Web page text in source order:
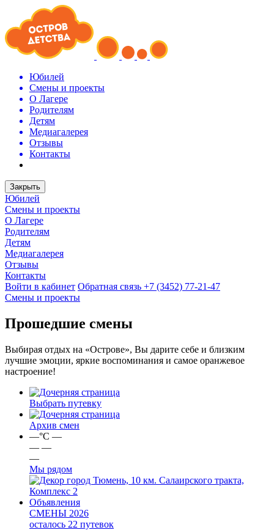
Юбилей
Смены и проекты
О Лагере
Родителям
Детям
Медиагалерея
Отзывы
Контакты
Закрыть
Юбилей
Смены и проекты
О Лагере
Родителям
Детям
Медиагалерея
Отзывы
Контакты
Войти в кабинет Обратная связь +7 (3452) 77-21-47
Смены и проекты
Прошедшие смены
Выбирая отдых на «Острове», Вы дарите себе и близким
лучшие эмоции, яркие воспоминания и самое оранжевое
настроение!
Выбрать путевку
Архив смен
—°C —
— —
—
Мы рядом
город Тюмень, 10 км. Салаирского тракта,
Комплекс 2
Объявления
СМЕНЫ 2026
осталось 22 путевок